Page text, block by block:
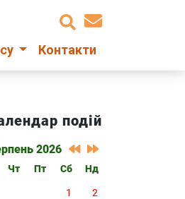
Контакти
подій
2026
Чт Пт Сб Нд
1 2